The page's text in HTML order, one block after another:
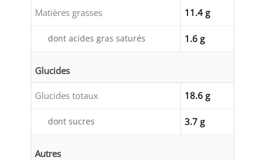
Matières grasses 11.4 g
dont acides gras saturés 1.6 g
Glucides
Glucides totaux 18.6 g
dont sucres 3.7 g
Autres